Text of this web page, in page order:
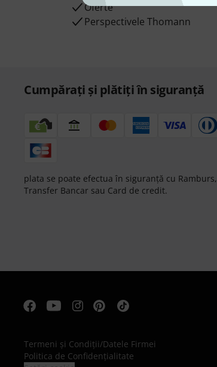
Oferte
Perspectivele Thomann
Cumpărați și plătiți în siguranță
plata se poate efectua în siguranță cu Ramburs,
Transfer Bancar sau Card de credit.
Termeni şi Condiţii/Datele Firmei
Politica de Confidenţialitate